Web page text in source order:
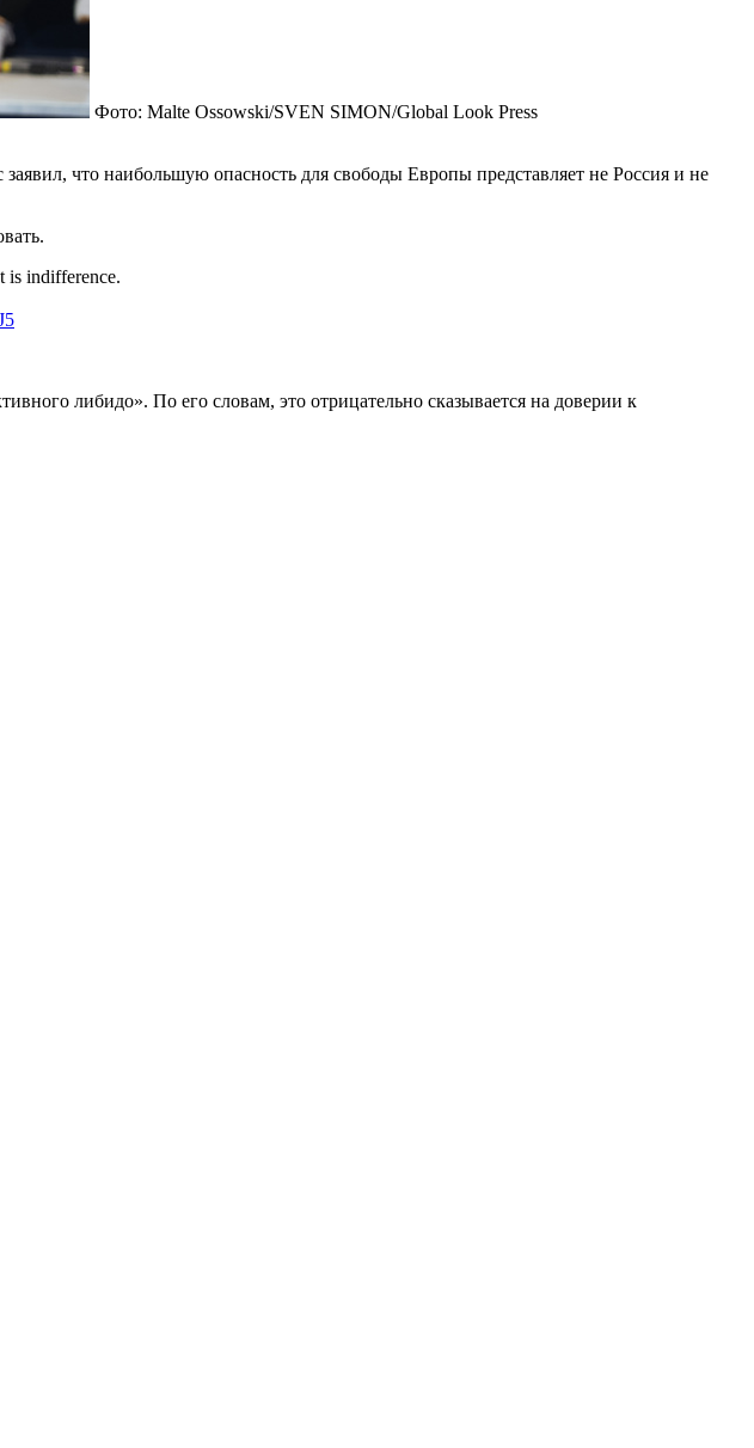
Фото: Malte Ossowski/SVEN SIMON/Global Look Press
что наибольшую опасность для свободы Европы представляет не Россия и не
is indifference.
либидо». По его словам, это отрицательно сказывается на доверии к